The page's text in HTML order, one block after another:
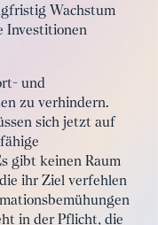
Wachstum
Investitionen
und
zu verhindern.
sich jetzt auf
gibt keinen Raum
ihr Ziel verfehlen
in der Pflicht, die